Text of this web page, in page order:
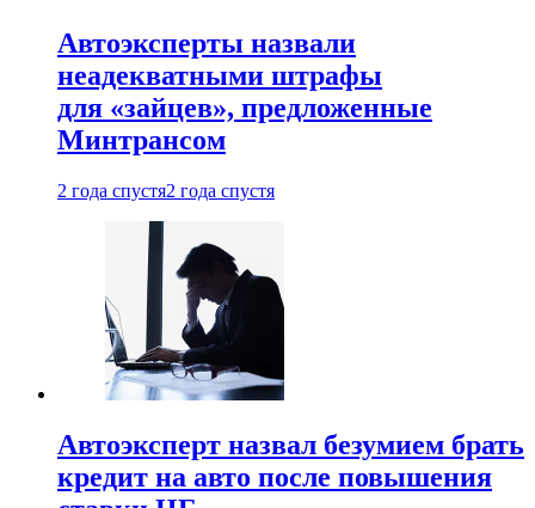
Автоэксперты назвали
неадекватными штрафы
для «зайцев», предложенные
Минтрансом
2 года спустя2 года спустя
Автоэксперт назвал безумием брать
кредит на авто после повышения